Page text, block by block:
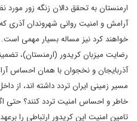
ارمنستان به تحقق دالان زنگه زور
آرامش و امنیت روانی شهروندان آذری
خواهند کرد نیز مساله بسیار مهمی
رضایت میزبان کریدور (ارمنستان)،
آذربایجان و نخجوان با همان احساس
مسیر زمینی ایران تردد داشته اند، از
خاطر و احساس امنیت تردد کنند؟ حتی
تامین امنیت این کریدور ارتباطی را